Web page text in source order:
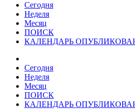
Сегодня
Неделя
Месяц
ПОИСК
КАЛЕНДАРЬ
Сегодня
Неделя
Месяц
ПОИСК
КАЛЕНДАРЬ